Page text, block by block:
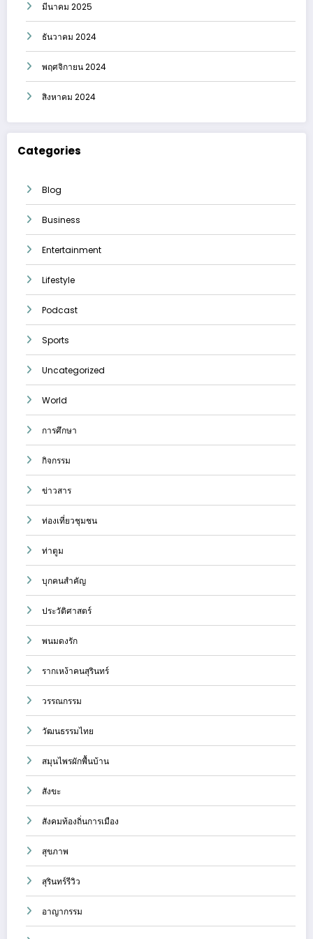
มีนาคม 2025
ธันวาคม 2024
พฤศจิกายน 2024
สิงหาคม 2024
Categories
Blog
Business
Entertainment
Lifestyle
Podcast
Sports
Uncategorized
World
การศึกษา
กิจกรรม
ข่าวสาร
ท่องเที่ยวชุมชน
ท่าตูม
บุกคนสำคัญ
ประวัติศาสตร์
พนมดงรัก
รากเหง้าคนสุรินทร์
วรรณกรรม
วัฒนธรรมไทย
สมุนไพรผักพื้นบ้าน
สังขะ
สังคมท้องถิ่นการเมือง
สุขภาพ
สุรินทร์รีวิว
อาญากรรม